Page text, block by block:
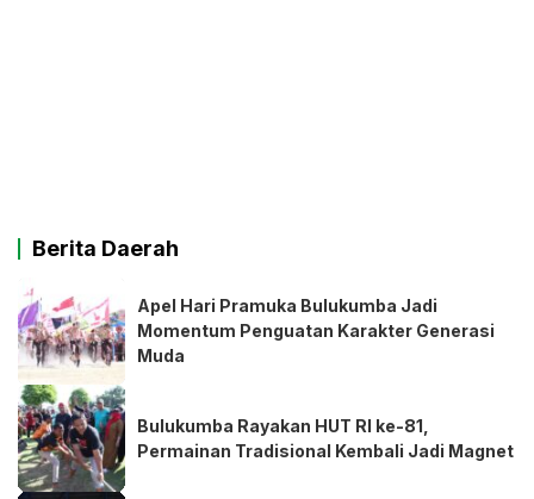
Berita Daerah
Apel Hari Pramuka Bulukumba Jadi
Momentum Penguatan Karakter Generasi
Muda
Bulukumba Rayakan HUT RI ke-81,
Permainan Tradisional Kembali Jadi Magnet